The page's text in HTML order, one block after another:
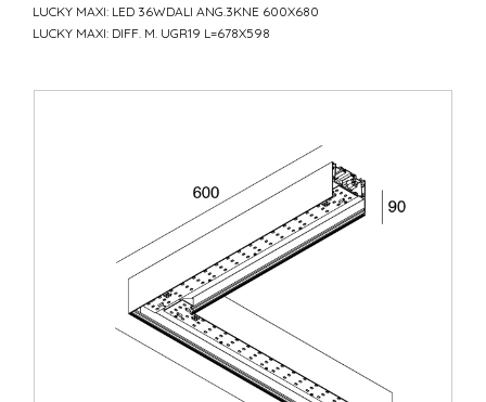
LUCKY MAXI: LED 36WDALI ANG.3KNE 600X680
LUCKY MAXI: DIFF. M. UGR19 L=678X598